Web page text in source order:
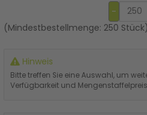
-
(Mindestbestellmenge: 250 Stück)
Hinweis
Bitte treffen Sie eine Auswahl, um
Verfügbarkeit und